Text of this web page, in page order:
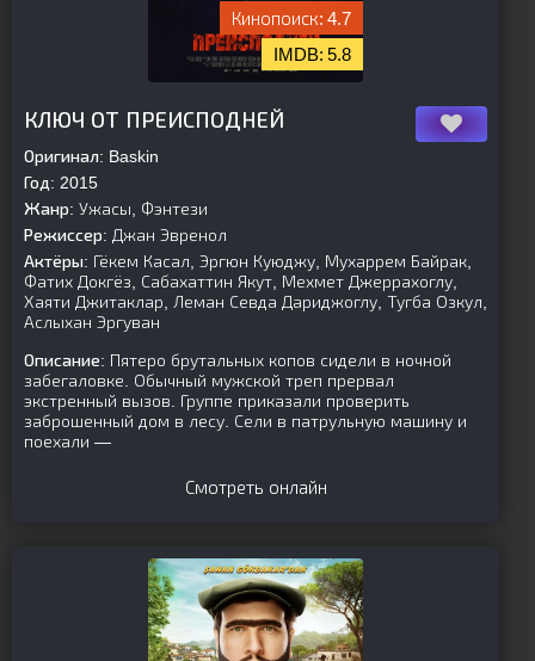
4.7
5.8
КЛЮЧ ОТ ПРЕИСПОДНЕЙ
Оригинал: Baskin
Год: 2015
Жанр: Ужасы, Фэнтези
Режиссер: Джан Эвренол
Актёры: Гёкем Касал, Эргюн Куюджу, Мухаррем Байрак,
Фатих Докгёз, Сабахаттин Якут, Мехмет Джеррахоглу,
Хаяти Джитаклар, Леман Севда Дариджоглу, Тугба Озкул,
Аслыхан Эргуван
Описание: Пятеро брутальных копов сидели в ночной
забегаловке. Обычный мужской треп прервал
экстренный вызов. Группе приказали проверить
заброшенный дом в лесу. Сели в патрульную машину и
поехали —
Смотреть онлайн